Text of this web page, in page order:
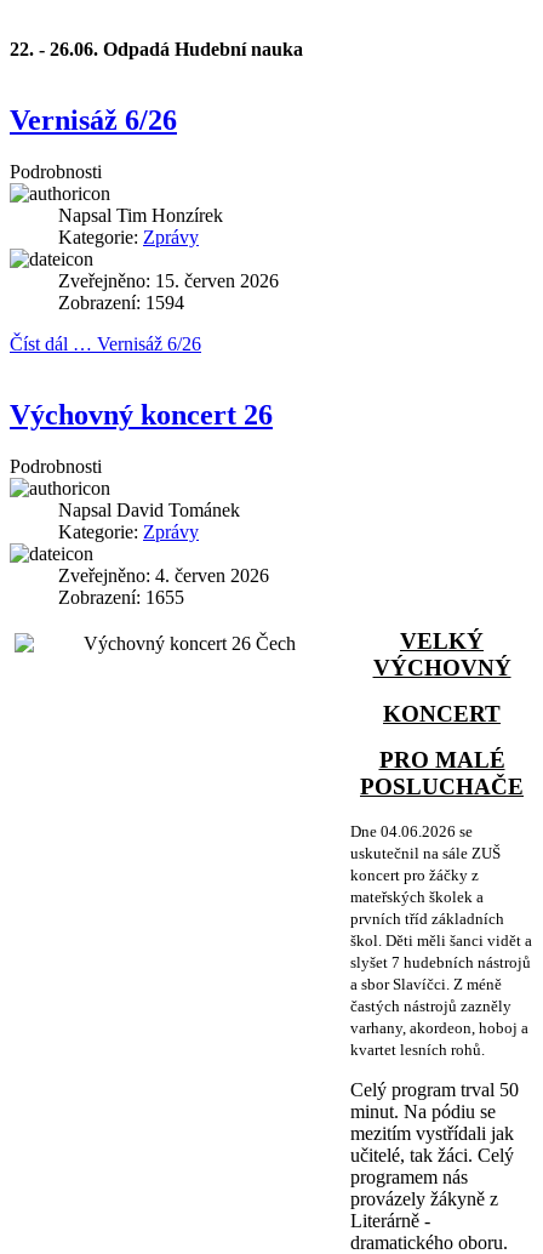
22. - 26.06. Odpadá Hudební nauka
Vernisáž 6/26
Podrobnosti
Napsal Tim Honzírek
Kategorie: Zprávy
Zveřejněno: 15. červen 2026
Zobrazení: 1594
Číst dál … Vernisáž 6/26
Výchovný koncert 26
Podrobnosti
Napsal David Tománek
Kategorie: Zprávy
Zveřejněno: 4. červen 2026
Zobrazení: 1655
VELKÝ
VÝCHOVNÝ
KONCERT
PRO MALÉ
POSLUCHAČE
Dne 04.06.2026 se
uskutečnil na sále ZUŠ
koncert pro žáčky z
mateřských školek a
prvních tříd základních
škol. Děti měli šanci vidět a
slyšet 7 hudebních nástrojů
a sbor Slavíčci. Z méně
častých nástrojů zazněly
varhany, akordeon, hoboj a
kvartet lesních rohů.
Celý program trval 50
minut. Na pódiu se
mezitím vystřídali jak
učitelé, tak žáci. Celý
programem nás
provázely žákyně z
Literárně -
dramatického oboru.